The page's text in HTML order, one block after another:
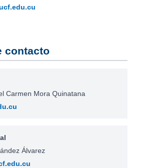
contacto
Carmen Mora Quinatana
Álvarez